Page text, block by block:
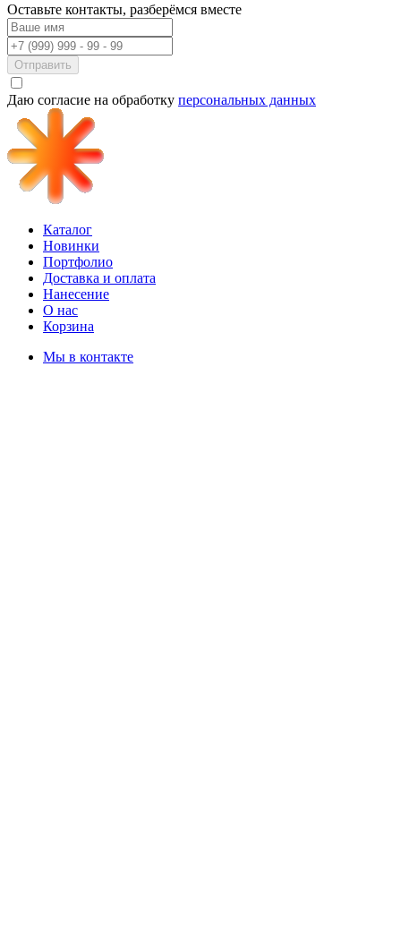
Оставьте контакты, разберёмся вместе
Отправить
Даю согласие на обработку персональных данных
Каталог
Новинки
Портфолио
Доставка и оплата
Нанесение
О нас
Корзина
Мы в контакте